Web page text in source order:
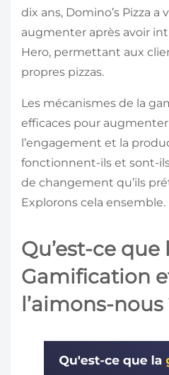
dix ans, Domino’s Pizza a
augmenter après avoir
Hero, permettant aux
propres pizzas.
Les mécanismes de la
efficaces pour
l’engagement et la
fonctionnent-ils et sont-
de changement qu’ils
Explorons cela ensemble.
Qu’est-ce que
Gamification
l’aimons-nous